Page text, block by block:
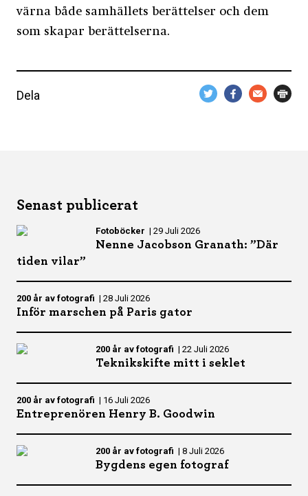
värna både samhällets berättelser och dem
som skapar berättelserna.
Dela
Senast publicerat
Fotoböcker | 29 Juli 2026
Nenne Jacobson Granath: ”Där
tiden vilar”
200 år av fotografi | 28 Juli 2026
Inför marschen på Paris gator
200 år av fotografi | 22 Juli 2026
Teknikskifte mitt i seklet
200 år av fotografi | 16 Juli 2026
Entreprenören Henry B. Goodwin
200 år av fotografi | 8 Juli 2026
Bygdens egen fotograf